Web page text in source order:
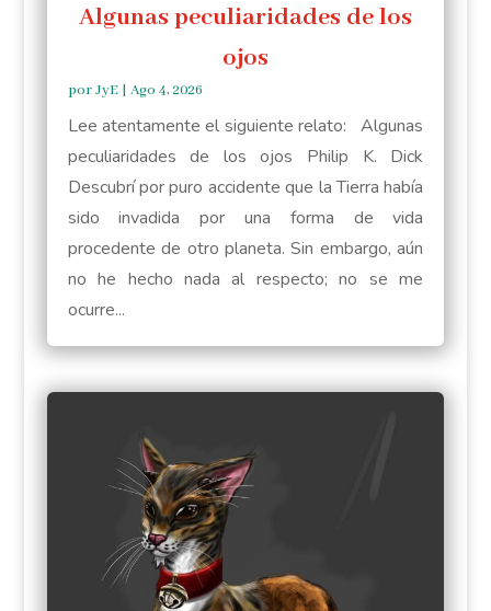
Algunas peculiaridades de los
ojos
porJyE| Ago 4, 2026
Lee atentamente el siguiente relato: Algunas
peculiaridades de los ojos Philip K. Dick
Descubrí por puro accidente que la Tierra había
sido invadida por una forma de vida
procedente de otro planeta. Sin embargo, aún
no he hecho nada al respecto; no se me
ocurre...